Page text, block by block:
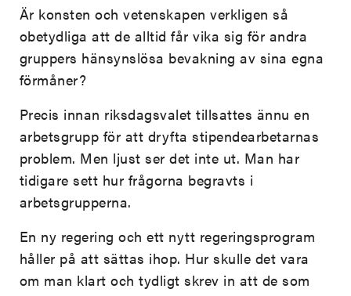
Är konsten och vetenskapen verkligen så
obetydliga att de alltid får vika sig för andra
gruppers hänsynslösa bevakning av sina egna
förmåner?
Precis innan riksdagsvalet tillsattes ännu en
arbetsgrupp för att dryfta stipendearbetarnas
problem. Men ljust ser det inte ut. Man har
tidigare sett hur frågorna begravts i
arbetsgrupperna.
En ny regering och ett nytt regeringsprogram
håller på att sättas ihop. Hur skulle det vara
om man klart och tydligt skrev in att de som